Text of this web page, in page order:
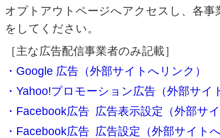
オプトアウトページへアクセスし、各
をしてください。
［主な広告配信事業者のみ記載］
・Google 広告（外部サイトへリンク）
・Yahoo!プロモーション広告（外部サイ
・Facebook広告 広告表示設定（外部サ
・Facebook広告 広告設定（外部サイト